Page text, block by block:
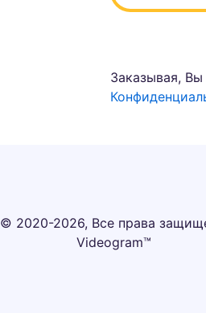
Заказывая,
© 2020-2026, Все права
Videogram™